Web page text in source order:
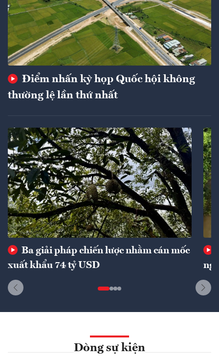
Điểm nhấn kỳ họp Quốc hội không
thường lệ lần thứ nhất
Ba giải pháp chiến lược nhằm cán mốc
xuất khẩu 74 tỷ USD
Dòng sự kiện